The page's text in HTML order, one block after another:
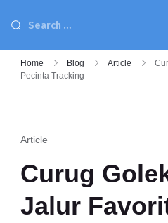
Home Blog Article
Pecinta Tracking
Article
Curug
Jalur